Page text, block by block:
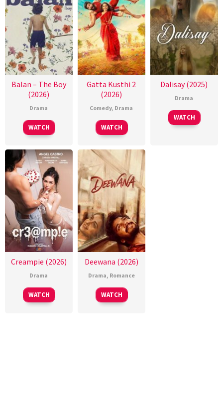
Balan – The Boy
(2026)
Drama
WATCH
Gatta Kusthi 2
(2026)
Comedy, Drama
WATCH
Dalisay (2025)
Drama
WATCH
Creampie (2026)
Drama
WATCH
Deewana (2026)
Drama, Romance
WATCH